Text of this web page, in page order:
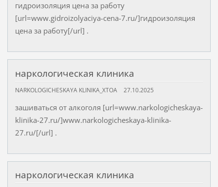
гидроизоляция цена за работу
[url=www.gidroizolyaciya-cena-7.ru/]гидроизоляция
цена за работу[/url] .
наркологическая клиника
NARKOLOGICHESKAYA KLINIKA_XTOA 27.10.2025
зашиваться от алкоголя [url=www.narkologicheskaya-
klinika-27.ru/]www.narkologicheskaya-klinika-
27.ru/[/url] .
наркологическая клиника